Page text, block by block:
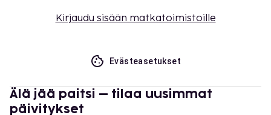
Kirjaudu sisään matkatoimistoille
Evästeasetukset
Älä jää paitsi – tilaa uusimmat
päivitykset